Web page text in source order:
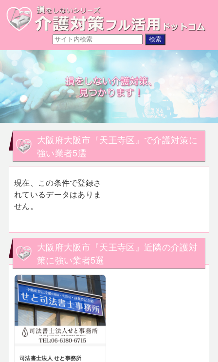
大阪府大阪市『天王寺区』で介護対策に
強い業者5選
現在、この条件で登録さ
れているデータはありま
せん。
大阪府大阪市『天王寺区』近隣の介護対
策に強い業者5選
司法書士法人 せと事務所